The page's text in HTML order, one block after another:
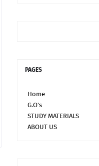
PAGES
Home
G.O's
STUDY MATERIALS
ABOUT US